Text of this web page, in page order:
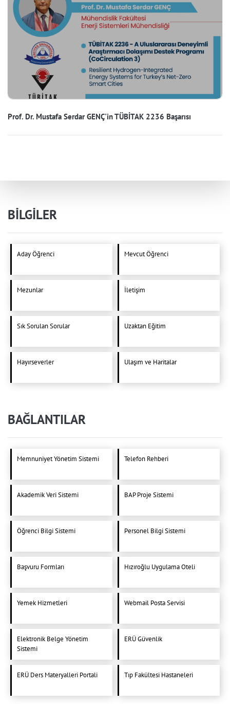
Prof. Dr. Mustafa Serdar GENÇ'in TÜBİTAK 2236 Başarısı
BİLGİLER
Aday Öğrenci Mevcut Öğrenci
Mezunlar İletişim
Sık Sorulan Sorular Uzaktan Eğitim
Hayırseverler Ulaşım ve Haritalar
BAĞLANTILAR
Memnuniyet Yönetim Sistemi Telefon Rehberi
Akademik Veri Sistemi BAP Proje Sistemi
Öğrenci Bilgi Sistemi Personel Bilgi Sistemi
Başvuru Formları Hızıroğlu Uygulama Oteli
Yemek Hizmetleri Webmail Posta Servisi
Elektronik Belge Yönetim
Sistemi
ERÜ Güvenlik
ERÜ Ders Materyalleri Portali Tıp Fakültesi Hastaneleri